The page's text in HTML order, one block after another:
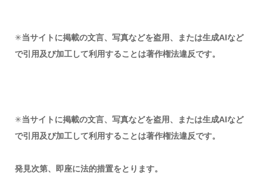
✳︎当サイトに掲載の文言、写真などを盗用、または生成AIなど
で引用及び加工して利用することは著作権法違反です。
✳︎当サイトに掲載の文言、写真などを盗用、または生成AIなど
で引用及び加工して利用することは著作権法違反です。
発見次第、即座に法的措置をとります。